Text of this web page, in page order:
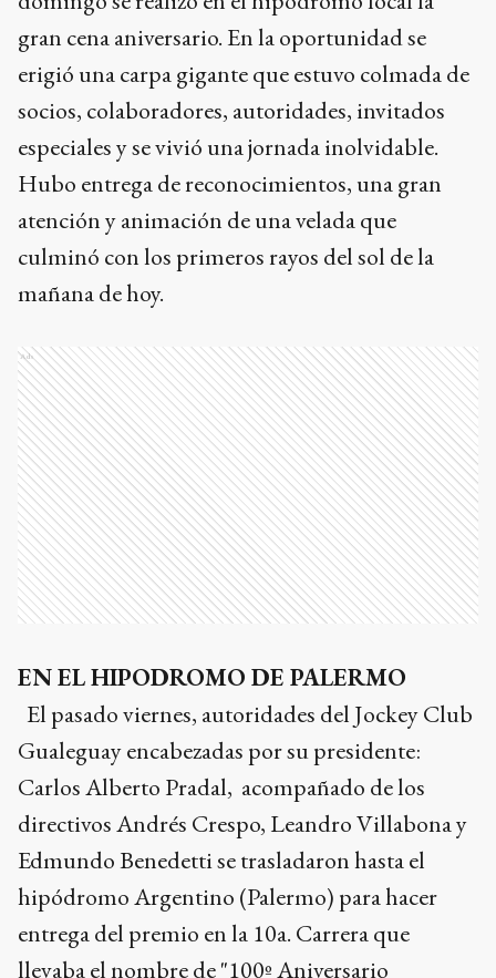
gran cena aniversario. En la oportunidad se
erigió una carpa gigante que estuvo colmada de
socios, colaboradores, autoridades, invitados
especiales y se vivió una jornada inolvidable.
Hubo entrega de reconocimientos, una gran
atención y animación de una velada que
culminó con los primeros rayos del sol de la
mañana de hoy.
Ads
EN EL HIPODROMO DE PALERMO
El pasado viernes, autoridades del Jockey Club
Gualeguay encabezadas por su presidente:
Carlos Alberto Pradal, acompañado de los
directivos Andrés Crespo, Leandro Villabona y
Edmundo Benedetti se trasladaron hasta el
hipódromo Argentino (Palermo) para hacer
entrega del premio en la 10a. Carrera que
llevaba el nombre de "100º Aniversario